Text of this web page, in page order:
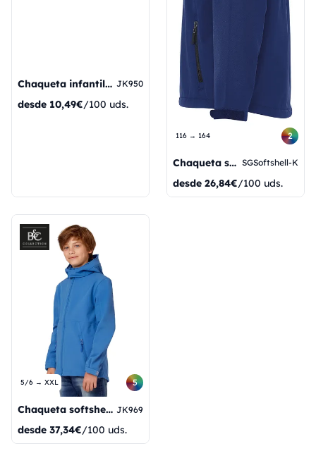
Chaqueta infantil Sirocco JK950
desde 10,49€/100 uds.
116 → 164 2
Chaqueta softshell para niños sin etiqueta Signature SGSoftshell-K
desde 26,84€/100 uds.
5/6 → XXL 5
Chaqueta softshell con capucha para niños JK969
desde 37,34€/100 uds.